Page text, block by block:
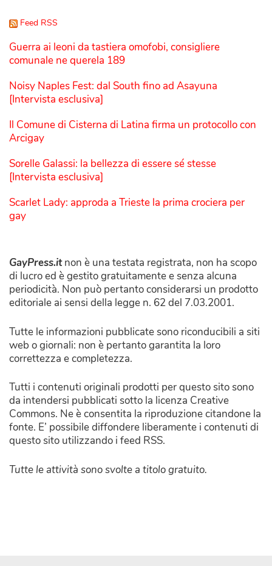
Feed RSS
Guerra ai leoni da tastiera omofobi, consigliere
comunale ne querela 189
Noisy Naples Fest: dal South fino ad Asayuna
[Intervista esclusiva]
Il Comune di Cisterna di Latina firma un protocollo con
Arcigay
Sorelle Galassi: la bellezza di essere sé stesse
[Intervista esclusiva]
Scarlet Lady: approda a Trieste la prima crociera per
gay
GayPress.itnon è una testata registrata, non ha scopo
di lucro ed è gestito gratuitamente e senza alcuna
periodicità. Non può pertanto considerarsi un prodotto
editoriale ai sensi della legge n. 62 del 7.03.2001.
Tutte le informazioni pubblicate sono riconducibili a siti
web o giornali: non è pertanto garantita la loro
correttezza e completezza.
Tutti i contenuti originali prodotti per questo sito sono
da intendersi pubblicati sotto la licenza Creative
Commons. Ne è consentita la riproduzione citandone la
fonte. E’ possibile diffondere liberamente i contenuti di
questo sito utilizzando i feed RSS.
Tutte le attività sono svolte a titolo gratuito.